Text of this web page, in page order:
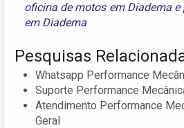
oficina de motos em Diademae
em Diadema
Pesquisas
Whatsapp Performance
Suporte Performance
Atendimento Performance
Geral